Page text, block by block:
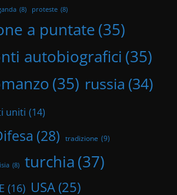
(8) proteste (8)
a puntate(35)
autobiografici (35)
(35) russia (34)
uniti (14)
(28) tradizione (9)
(8) turchia(37)
(16) USA (25)